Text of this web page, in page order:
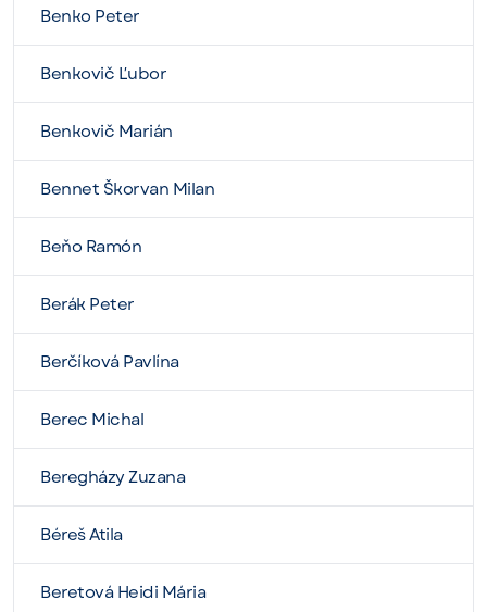
Benko Peter
Benkovič Ľubor
Benkovič Marián
Bennet Škorvan Milan
Beňo Ramón
Berák Peter
Berčíková Pavlína
Berec Michal
Beregházy Zuzana
Béreš Atila
Beretová Heidi Mária